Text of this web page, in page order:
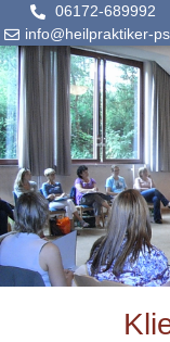
06172-689992
info@heilpraktiker-